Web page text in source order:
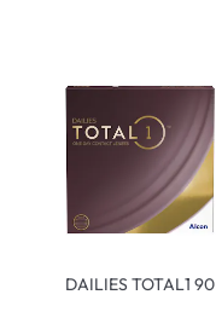
DAILIES TOTAL1 90